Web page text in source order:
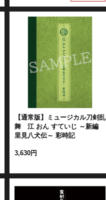
【通常版】ミュージカル刀剣乱
舞 江 おん すていじ ～新編
里見八犬伝～ 彩時記
3,630円